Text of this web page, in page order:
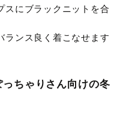
スにブラックニットを合
ランス良く着こなせます
っちゃりさん向けの冬